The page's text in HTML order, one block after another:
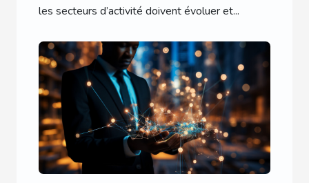
les secteurs d’activité doivent évoluer et...